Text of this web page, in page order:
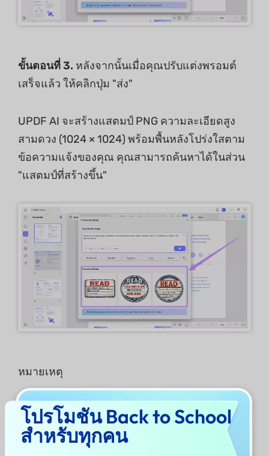
ขั้นตอนที่ 3. หลังจากนั้นเมื่อคุณปรับแต่งพรอมต์
เสร็จแล้ว ให้คลิกปุ่ม "ส่ง"
UPDF AI จะสร้างแสตมป์ PNG ความละเอียดสูง
สามดวง (1024 × 1024) พร้อมพื้นหลังโปร่งใสตาม
ข้อความแจ้งของคุณ คุณสามารถค้นหาได้ในส่วน
"แสตมป์ที่สร้างขึ้น"
หมายเหตุ
โปรดทราบว่าการสร้างภาพแสตมป์ AI สามภาพจะ
ใช้เครดิต AI สูงสุดสามเครดิต หากเกิดปัญหาที่ไม่
คาดคิดและ AI สร้างภาพน้อยกว่าสามภาพ เครดิต
โปรโมชัน Back to School
สำหรับทุกคน